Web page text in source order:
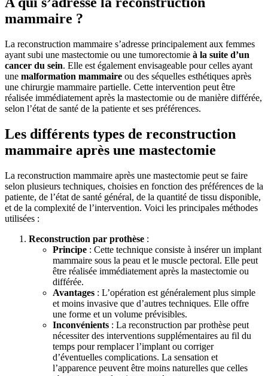
mammaire ?
La reconstruction mammaire s’adresse principalement aux femmes
ayant subi une mastectomie ou une tumorectomie à la suite d’un
cancer du sein. Elle est également envisageable pour celles ayant
une malformation mammaire ou des séquelles esthétiques après
une chirurgie mammaire partielle. Cette intervention peut être
réalisée immédiatement après la mastectomie ou de manière différée,
selon l’état de santé de la patiente et ses préférences.
Les différents types de reconstruction
mammaire après une mastectomie
La reconstruction mammaire après une mastectomie peut se faire
selon plusieurs techniques, choisies en fonction des préférences de la
patiente, de l’état de santé général, de la quantité de tissu disponible,
et de la complexité de l’intervention. Voici les principales méthodes
utilisées :
Reconstruction par prothèse :
Principe : Cette technique consiste à insérer un implant
mammaire sous la peau et le muscle pectoral. Elle peut
être réalisée immédiatement après la mastectomie ou
différée.
Avantages : L’opération est généralement plus simple
et moins invasive que d’autres techniques. Elle offre
une forme et un volume prévisibles.
Inconvénients : La reconstruction par prothèse peut
nécessiter des interventions supplémentaires au fil du
temps pour remplacer l’implant ou corriger
d’éventuelles complications. La sensation et
l’apparence peuvent être moins naturelles que celles